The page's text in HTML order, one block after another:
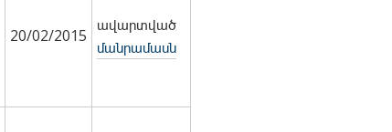
20/02/2015
ավարտված
մանրամասն